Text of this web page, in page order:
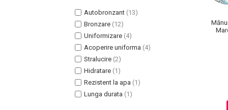
Autobronzant (13)
Bronzare (12)
Uniformizare (4)
Acoperire uniforma (4)
Stralucire (2)
Hidratare (1)
Rezistent la apa (1)
Lunga durata (1)